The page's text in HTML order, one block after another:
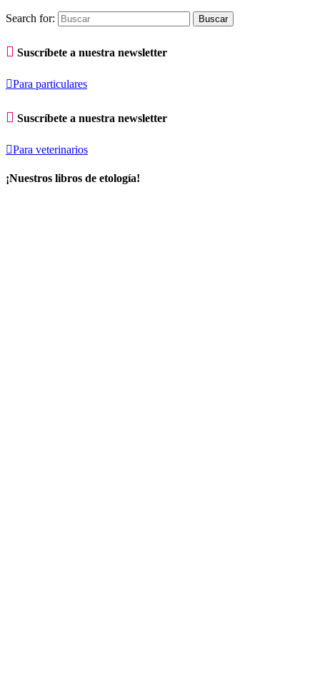
Search for:
 Suscríbete a nuestra newsletter
Para particulares
 Suscríbete a nuestra newsletter
Para veterinarios
¡Nuestros libros de etología!